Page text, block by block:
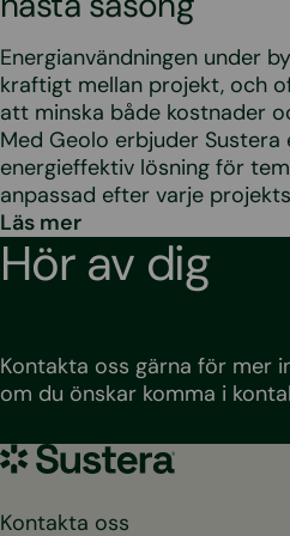
Energianvändningen under
kraftigt mellan projekt, och
att minska både kostnader
Med Geolo erbjuder Sustera
energieffektiv lösning för
anpassad efter varje
Läs mer
Hör av dig
Kontakta oss gärna för mer
om du önskar komma i
Sustera
Sweden
Kontakta oss